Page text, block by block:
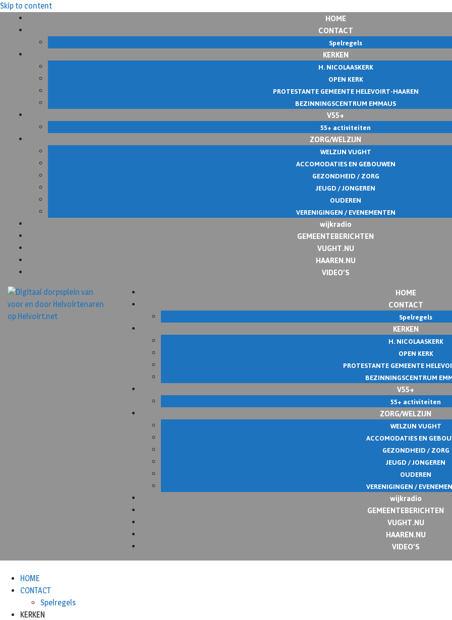
Skip to content
HOME
CONTACT
Spelregels
KERKEN
H. NICOLAASKERK
OPEN KERK
PROTESTANTE GEMEENTE HELEVOIRT-HAAREN
BEZINNINGSCENTRUM EMMAUS
V55+
55+ activiteiten
ZORG/WELZIJN
WELZIJN VUGHT
ACCOMODATIES EN GEBOUWEN
GEZONDHEID / ZORG
JEUGD / JONGEREN
OUDEREN
VERENIGINGEN / EVENEMENTEN
wijkradio
GEMEENTEBERICHTEN
VUGHT.NU
HAAREN.NU
VIDEO’S
HOME
CONTACT
Spelregels
KERKEN
H. NICOLAASKERK
OPEN KERK
PROTESTANTE GEMEENTE
BEZINNINGSCENTRUM
V55+
55+ activiteiten
ZORG/WELZIJN
WELZIJN VUGHT
ACCOMODATIES EN
GEZONDHEID / ZORG
JEUGD / JONGEREN
OUDEREN
VERENIGINGEN /
wijkradio
GEMEENTEBERICHTEN
VUGHT.NU
HAAREN.NU
VIDEO’S
HOME
CONTACT
Spelregels
KERKEN